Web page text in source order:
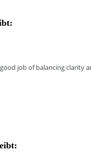
job of balancing clarity